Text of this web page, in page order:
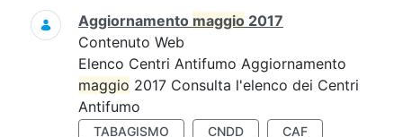
Aggiornamento maggio 2017
Contenuto Web
Elenco Centri Antifumo Aggiornamento
maggio 2017 Consulta l'elenco dei Centri
Antifumo
TABAGISMO CNDD CAF